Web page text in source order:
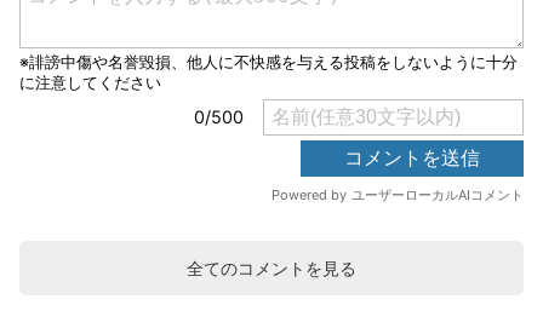
全てのコメントを見る